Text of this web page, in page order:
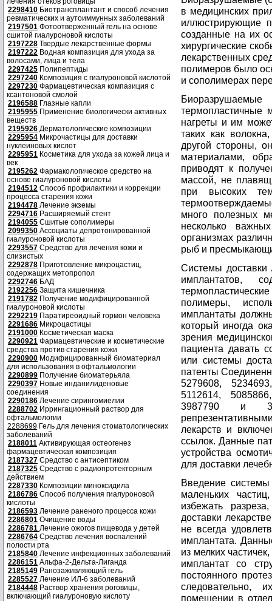
2298410 Биотрансплантант и способ лечения
ревматических и аутоиммунных заболеваний
2197501 Фотоотверженный гель на основе
сшитой гиалуроновой кислоты
2197228 Твердые лекарственные формы
2197222 Водная компазиция для ухода за
волосами, лица и тела
2297425 Полипептиды
2297240 Композиция с гиалуроновой кислотой
2297230 Фармацевтическая компазиция с
ксантоновой смолой
2196588 Глазные капли
2195955 Применение биологически активных
веществ
2195926 Дерматологические композиции
2295954 Микрочастицы для доставки
нуклеиновых кислот
2295951 Косметика для ухода за кожей лица и
век
2195262 Фармакологическое средство на
основе гиалуроновой кислоты
2194512 Способ профилактики и коррекции
процесса старения кожи
2194478 Лечение экземы
2294716 Расширяемый стент
2194055 Сшитые сополимеры
2099350 Ассоциаты депротонированной
гиалуроновой кислоты
2293557 Средство для лечения кожи и
слизистых
2292878 Приготовление микроцастиц,
содержащих метопропол
2292746 БАД
2192256 Защита кишечника
2191782 Получение модифицированной
гиалуроновой кислоты
2292219 Паратиреоидный гормон человека
2291686 Микроцастицы
2191000 Косметическая маска
2290921 Фармацевтические и косметические
средства против старения кожи
2290900 Модифицированный биоматериал
для использования в офтальмологии
2290899 Получение биоматерьяла
2290397 Новые инданилиденовые
соединения
2290186 Лечение сирингомиелии
2288702 Иррингационный раствор для
офтальмологии
2288699 Гель для лечения стоматологических
заболеваний
2188011 Активирующая остеогенез
фармацевтическая композиция
2187327 Средство с антисептиком
2187325 Средство с радиопротекторным
действием
2287330 Композиции миноксидила
2186786 Способ получения гиалуроновой
кислоты
2186593 Лечение раненого процесса кожи
2286801 Очищение воды
2286781 Лечение ожогов пищевода у детей
2286764 Средство лечения воспалений
полости рта
2185840 Лечение инфекционных заболеваний
2286151 Альфа-2-Дельта-Лиганда
2185149 Ранозаживляющий гель
2285527 Лечение ИЛ-6 заболеваний
2184448 Раствор хранения роговицы,
включающий гиалуроновую кислоту
в медицинских
иллюстрирующие
созданные на их
хирургические
лекарственных
полимеров было
и сополимерах
термопластичные
нагреты и им
таких как
другой стороны,
материалами,
приводят к
массой, не
при высоких
много полезных
несколько
организмах
рыб и
Системы доставки
имплантатов,
полимеры,
имплантаты
который иногда
зрения
пациента давать
или системы
патенты
5279608,
5112614,
3987790 и
лекарств и
ссылок. Данные
устройства
для доставки
Введение системы
маленьких
избежать
доставки
не всегда
имплантата.
из мелких
имплантат со
постоянного
следовательно,
помещении в